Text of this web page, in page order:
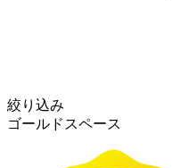
絞り込み
ゴールドスペース